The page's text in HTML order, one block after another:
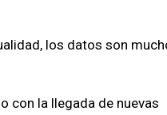
los datos son
con la llegada de nuevas